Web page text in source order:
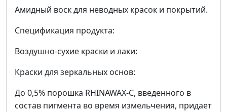
Амидный воск для неводных красок и покрытий.
Спецификация продукта:
Воздушно-сухие краски и лаки:
Краски для зеркальных основ:
До 0,5% порошка RHINAWAX-C, введенного в
состав пигмента во время измельчения, придает